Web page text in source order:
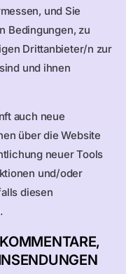
und Sie
Bedingungen, zu
Drittanbieter/n zur
und ihnen
auch neue
über die Website
neuer Tools
und/oder
diesen